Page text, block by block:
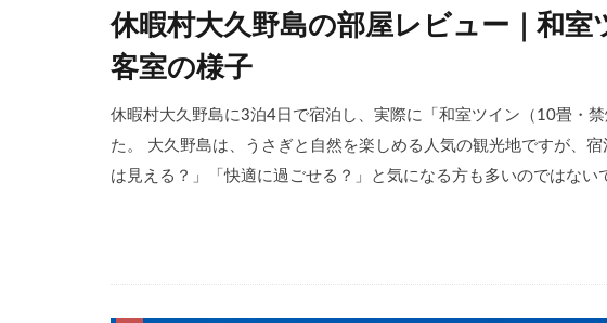
休暇村大久野島の部屋レビュー｜和室
客室の様子
休暇村大久野島に3泊4日で宿泊し、実際に「和室ツイン（10畳・
た。 大久野島は、うさぎと自然を楽しめる人気の観光地ですが、
は見える？」「快適に過ごせる？」と気になる方も多いのではな